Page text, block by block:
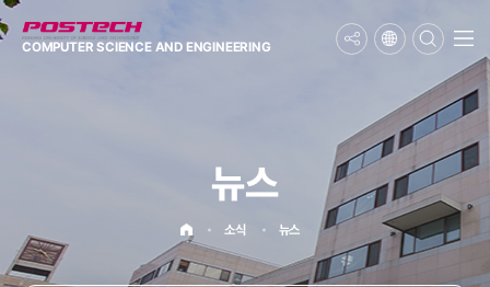
COMPUTER SCIENCE AND ENGINEERING
뉴스
소식 뉴스